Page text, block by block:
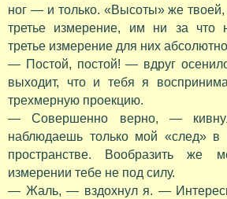
ног — и только. «Высоты» же
третье измерение, им ни за что
третье измерение для них
— Постой, постой! — вдруг
выходит, что и тебя я
трехмерную проекцию.
— Совершенно верно, —
наблюдаешь только мой «след» в
пространстве. Вообразить же
измерении тебе не под силу.
— Жаль, — вздохнул я. —